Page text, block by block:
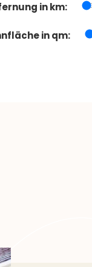
in km:
in qm: